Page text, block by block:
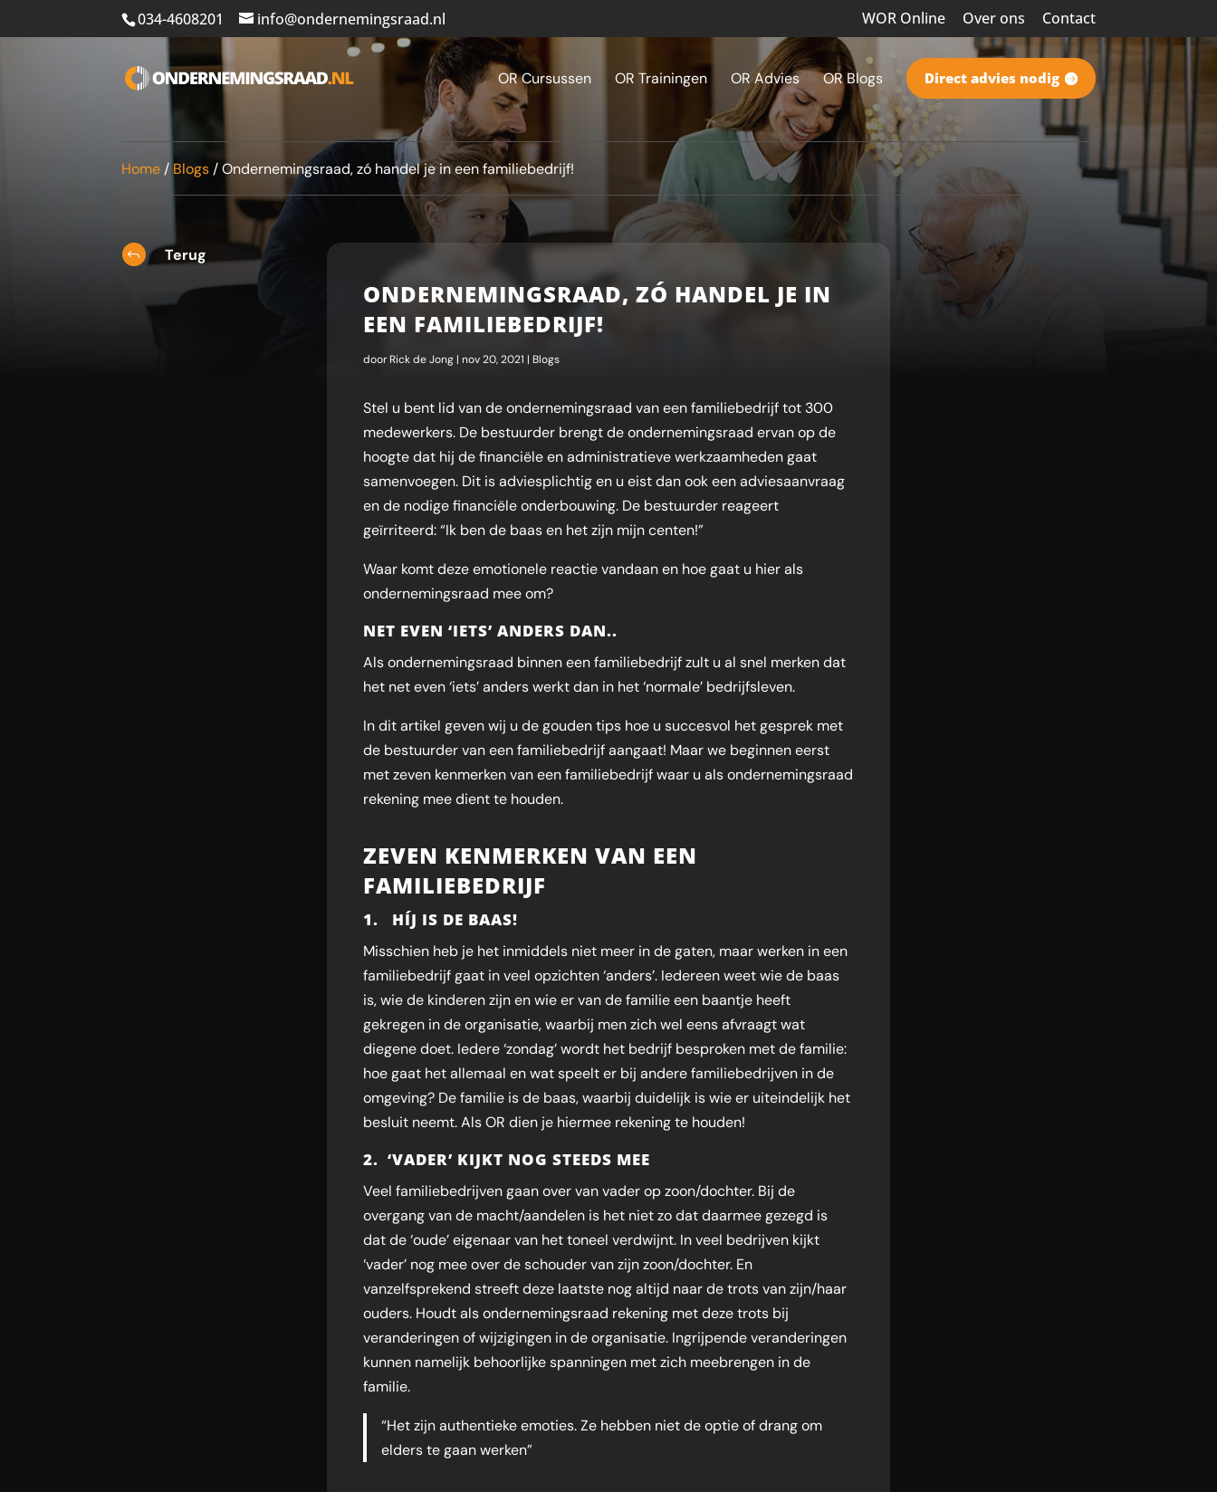
034-4608201 info@ondernemingsraad.nl WOR Online Over ons Contact
OR Cursussen OR Trainingen OR Advies OR Blogs Direct advies nodig
Home / Blogs /Ondernemingsraad, zó handel je in een familiebedrijf!
J Terug
ONDERNEMINGSRAAD, ZÓ HANDEL JE IN
EEN FAMILIEBEDRIJF!
doorRick de Jong |nov 20, 2021 | Blogs
Stel u bent lid van de ondernemingsraad van een familiebedrijf tot 300
medewerkers. De bestuurder brengt de ondernemingsraad ervan op de
hoogte dat hij de financiële en administratieve werkzaamheden gaat
samenvoegen. Dit is adviesplichtig en u eist dan ook een adviesaanvraag
en de nodige financiële onderbouwing. De bestuurder reageert
geïrriteerd: “Ik ben de baas en het zijn mijn centen!”
Waar komt deze emotionele reactie vandaan en hoe gaat u hier als
ondernemingsraad mee om?
NET EVEN ‘IETS’ ANDERS DAN..
Als ondernemingsraad binnen een familiebedrijf zult u al snel merken dat
het net even ‘iets’ anders werkt dan in het ‘normale’ bedrijfsleven.
In dit artikel geven wij u de gouden tips hoe u succesvol het gesprek met
de bestuurder van een familiebedrijf aangaat! Maar we beginnen eerst
met zeven kenmerken van een familiebedrijf waar u als ondernemingsraad
rekening mee dient te houden.
ZEVEN KENMERKEN VAN EEN
FAMILIEBEDRIJF
1. HÍJ IS DE BAAS!
Misschien heb je het inmiddels niet meer in de gaten, maar werken in een
familiebedrijf gaat in veel opzichten ‘anders’. Iedereen weet wie de baas
is, wie de kinderen zijn en wie er van de familie een baantje heeft
gekregen in de organisatie, waarbij men zich wel eens afvraagt wat
diegene doet. Iedere ‘zondag’ wordt het bedrijf besproken met de familie:
hoe gaat het allemaal en wat speelt er bij andere familiebedrijven in de
omgeving? De familie is de baas, waarbij duidelijk is wie er uiteindelijk het
besluit neemt. Als OR dien je hiermee rekening te houden!
2. ‘VADER’ KIJKT NOG STEEDS MEE
Veel familiebedrijven gaan over van vader op zoon/dochter. Bij de
overgang van de macht/aandelen is het niet zo dat daarmee gezegd is
dat de ‘oude’ eigenaar van het toneel verdwijnt. In veel bedrijven kijkt
‘vader’ nog mee over de schouder van zijn zoon/dochter. En
vanzelfsprekend streeft deze laatste nog altijd naar de trots van zijn/haar
ouders. Houdt als ondernemingsraad rekening met deze trots bij
veranderingen of wijzigingen in de organisatie. Ingrijpende veranderingen
kunnen namelijk behoorlijke spanningen met zich meebrengen in de
familie.
“Het zijn authentieke emoties. Ze hebben niet de optie of drang om
elders te gaan werken”